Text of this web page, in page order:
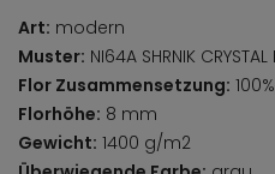
Art: modern
Muster: NI64A SHRNIK CRYSTAL
Flor Zusammensetzung:
Florhöhe: 8 mm
Gewicht: 1400 g/m2